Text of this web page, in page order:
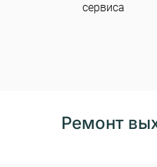
сервиса
Ремонт